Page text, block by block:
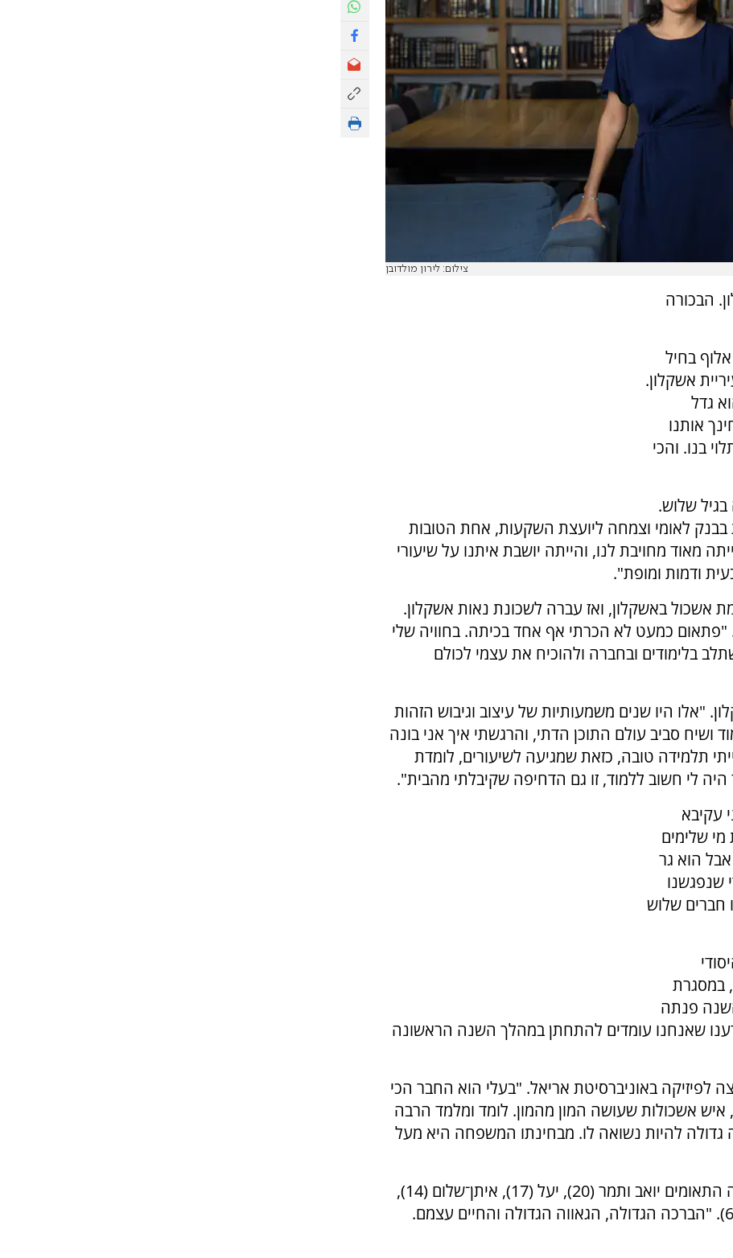
צילום: לירון מולדובן
הבכורה
אלוף בחיל
אשקלון.
גדל
אותנו
בנו. והכי
בגיל שלוש.
לאומי וצמחה ליועצת השקעות, אחת הטובות
מאוד מחויבת לנו, והייתה יושבת איתנו על שיעורי
ודמות ומופת".
באשקלון, ואז עברה לשכונת נאות אשקלון.
כמעט לא הכרתי אף אחד בכיתה. בחוויה שלי
בלימודים ובחברה ולהוכיח את עצמי לכולם
"אלו היו שנים משמעותיות של עיצוב וגיבוש הזהות
ושיח סביב עולם התוכן הדתי, והרגשתי איך אני בונה
תלמידה טובה, כזאת שמגיעה לשיעורים, לומדת
לי חשוב ללמוד, זו גם הדחיפה שקיבלתי מהבית".
עקיבא
שלימים
הוא גר
שנפגשנו
חברים שלוש
במסגרת
פנתה
שאנחנו עומדים להתחתן במהלך השנה הראשונה
חוקר ומרצה לפיזיקה באוניברסיטת אריאל. "בעלי הוא החבר הכי
אשכולות שעושה המון מהמון. לומד ומלמד הרבה
גדולה להיות נשואה לו. מבחינתו המשפחה היא מעל
תשעה. הבכורה אבישג בת 21, אחריה התאומים יואב ותמר (20), יעל (17), איתן־שלום (14),
הדס (12), יונתן (9), והתאומות אריאל ושוהם (6). "הברכה הגדולה, הגאווה הגדולה והחיים עצמם.